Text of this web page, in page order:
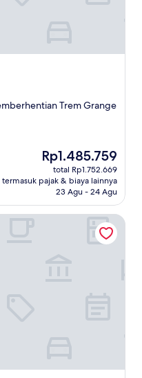
Trem Grange
Harga
sekarang
Rp1.485.759
Rp1.485.759
total Rp1.752.669
termasuk pajak & biaya lainnya
23 Agu - 24 Agu